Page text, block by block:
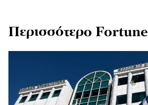
Περισσότερο Fortune